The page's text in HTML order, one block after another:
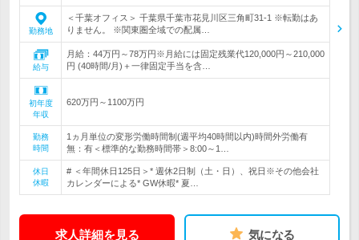
勤務地
＜千葉オフィス＞ 千葉県千葉市花見川区三角町31-1 ※転勤はあ
りません。 ※関東圏全域での配属…
給与
月給：44万円～78万円※月給には固定残業代120,000円～210,000
円 (40時間/月)＋一律固定手当を含…
初年度
年収
620万円～1100万円
勤務
時間
1ヵ月単位の変形労働時間制(週平均40時間以内)時間外労働有
無：有＜標準的な勤務時間帯＞8:00～1…
休日
休暇
# ＜年間休日125日＞* 週休2日制（土・日）、祝日※その他会社
カレンダーによる* GW休暇* 夏…
求人詳細を見る 気になる